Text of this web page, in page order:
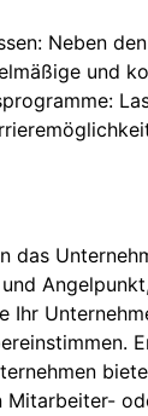
Neben
und
das
Ihr
Mitarbeiter-